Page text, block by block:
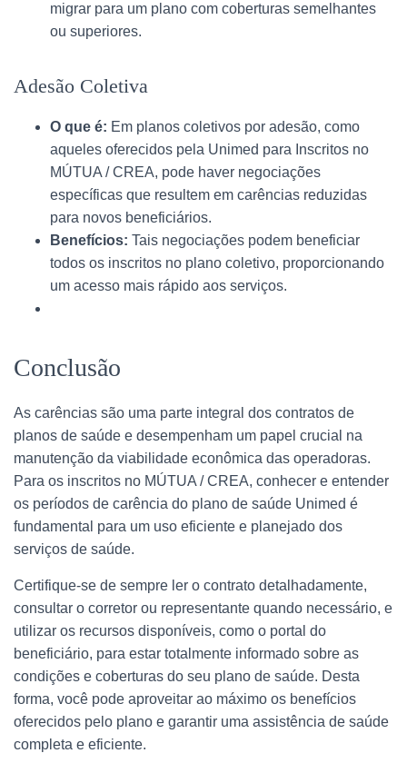
migrar para um plano com coberturas semelhantes
ou superiores.
Adesão Coletiva
O que é: Em planos coletivos por adesão, como
aqueles oferecidos pela Unimed para Inscritos no
MÚTUA / CREA, pode haver negociações
específicas que resultem em carências reduzidas
para novos beneficiários.
Benefícios: Tais negociações podem beneficiar
todos os inscritos no plano coletivo, proporcionando
um acesso mais rápido aos serviços.
Conclusão
As carências são uma parte integral dos contratos de
planos de saúde e desempenham um papel crucial na
manutenção da viabilidade econômica das operadoras.
Para os inscritos no MÚTUA / CREA, conhecer e entender
os períodos de carência do plano de saúde Unimed é
fundamental para um uso eficiente e planejado dos
serviços de saúde.
Certifique-se de sempre ler o contrato detalhadamente,
consultar o corretor ou representante quando necessário, e
utilizar os recursos disponíveis, como o portal do
beneficiário, para estar totalmente informado sobre as
condições e coberturas do seu plano de saúde. Desta
forma, você pode aproveitar ao máximo os benefícios
oferecidos pelo plano e garantir uma assistência de saúde
completa e eficiente.